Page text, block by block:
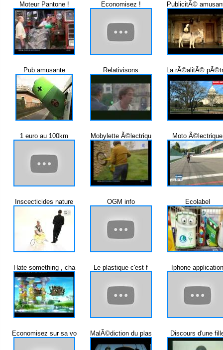
Moteur Pantone ! Economisez ! PublicitÃ©
Pub amusante Relativisons La rÃ©alitÃ©
1 euro au 100km Mobylette Ã©lectriqu Moto Ã©lectrique
Inscecticides nature OGM info Ecolabel
Hate something , cha Le plastique c'est f Iphone application
Economisez sur sa vo MalÃ©diction du plas Discours d'une